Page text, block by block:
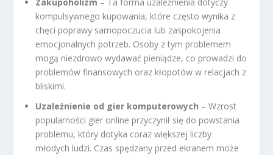
kompulsywnego kupowania, które często wynika z
chęci poprawy samopoczucia lub zaspokojenia
emocjonalnych potrzeb. Osoby z tym problemem
mogą niezdrowo wydawać pieniądze, co prowadzi do
problemów finansowych oraz kłopotów w relacjach z
bliskimi.
Uzależnienie od gier komputerowych – Wzrost
popularności gier online przyczynił się do powstania
problemu, który dotyka coraz większej liczby
młodych ludzi. Czas spędzany przed ekranem może